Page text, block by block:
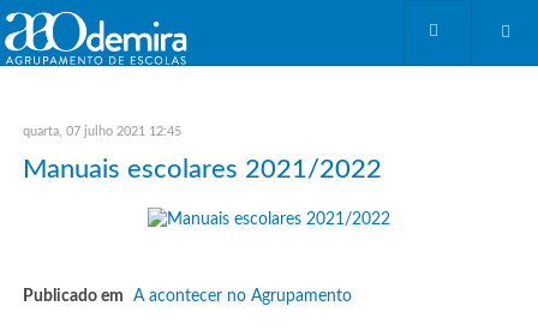
quarta, 07 julho 2021 12:45
Manuais escolares 2021/2022
Publicado em A acontecer no Agrupamento